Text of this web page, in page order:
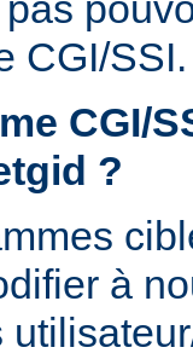
CGI/SSI.
CGI/
?
à